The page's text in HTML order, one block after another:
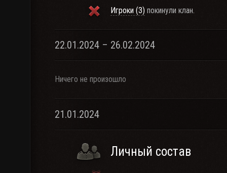
Игроки (3) покинули клан.
22.01.2024 – 26.02.2024
Ничего не произошло
21.01.2024
Личный состав